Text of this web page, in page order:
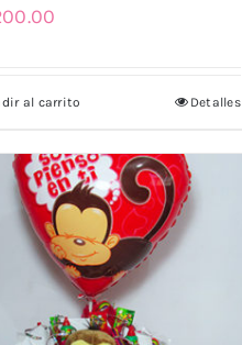
al carrito Detalles